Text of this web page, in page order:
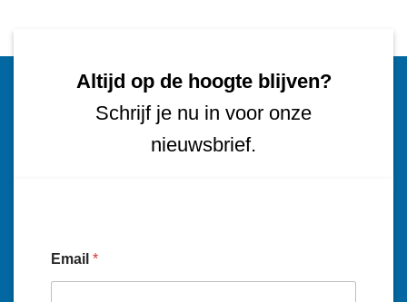
Altijd op de hoogte blijven?
Schrijf je nu in voor onze
nieuwsbrief.
Email *